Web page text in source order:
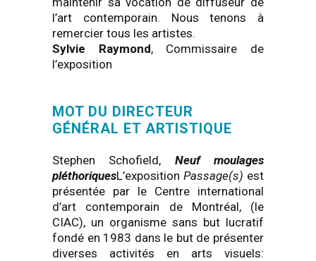
l’art contemporain. Nous tenons à
remercier tous les artistes.
Sylvie Raymond, Commissaire de
l’exposition
MOT DU DIRECTEUR
GÉNÉRAL ET ARTISTIQUE
Stephen Schofield, Neuf moulages
pléthoriquesL’exposition Passage(s) est
présentée par le Centre international
d’art contemporain de Montréal, (le
CIAC), un organisme sans but lucratif
fondé en 1983 dans le but de présenter
diverses activités en arts visuels: